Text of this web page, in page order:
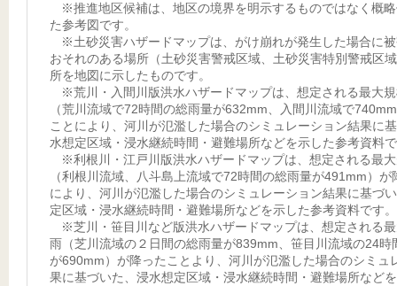
※推進地区候補は、地区の境界を明示するものではなく概
た参考図です。
※土砂災害ハザードマップは、がけ崩れが発生した場合に
おそれのある場所（土砂災害警戒区域、土砂災害特別警戒区
所を地図に示したものです。
※荒川・入間川版洪水ハザードマップは、想定される最大
（荒川流域で72時間の総雨量が632mm、入間川流域で
ことにより、河川が氾濫した場合のシミュレーション結果に
水想定区域・浸水継続時間・避難場所などを示した参考資料
※利根川・江戸川版洪水ハザードマップは、想定される最
（利根川流域、八斗島上流域で72時間の総雨量が491mm）が
により、河川が氾濫した場合のシミュレーション結果に基づ
定区域・浸水継続時間・避難場所などを示した参考資料です。
※芝川・笹目川など版洪水ハザードマップは、想定される
雨（芝川流域の２日間の総雨量が839mm、笹目川流域の24時
が690mm）が降ったことより、河川が氾濫した場合のシミュ
果に基づいた、浸水想定区域・浸水継続時間・避難場所など